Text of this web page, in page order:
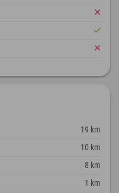
19 km
10 km
8 km
1 km